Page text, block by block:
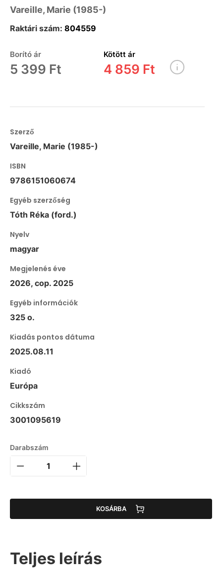
Vareille, Marie (1985-)
Raktári szám: 804559
Borító ár
5 399 Ft
Kötött ár
4 859 Ft
Szerző
Vareille, Marie (1985-)
ISBN
9786151060674
Egyéb szerzőség
Tóth Réka (ford.)
Nyelv
magyar
Megjelenés éve
2026, cop. 2025
Egyéb információk
325 o.
Kiadás pontos dátuma
2025.08.11
Kiadó
Európa
Cikkszám
3001095619
Darabszám
KOSÁRBA
Teljes leírás